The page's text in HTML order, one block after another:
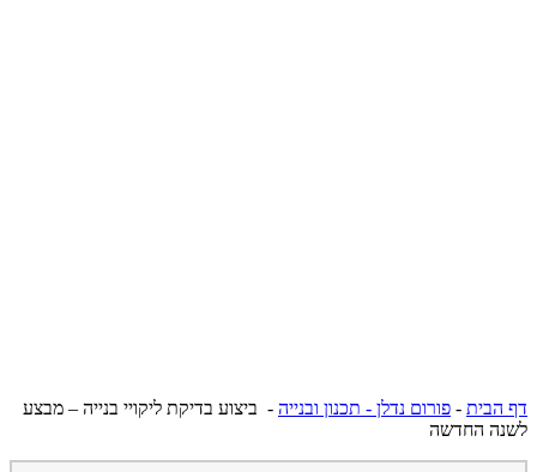
דף הבית - פורום נדלן - תכנון ובנייה - ביצוע בדיקת ליקויי בנייה – מבצע
לשנה החדשה